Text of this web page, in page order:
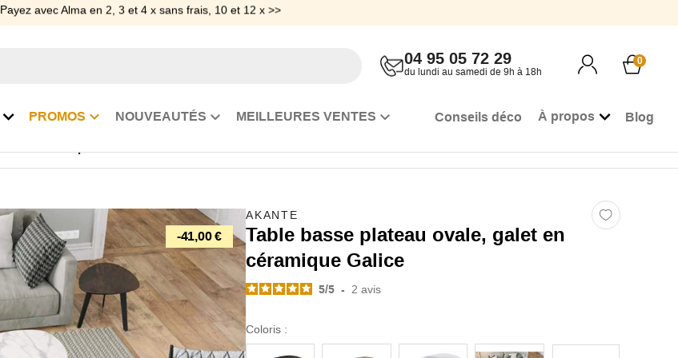
Payez avec Alma en 2, 3 et 4 x sans frais, 10 et 12 x >>
PROMOS NOUVEAUTÉS MEILLEURES VENTES Conseils déco À propos Blog
04 95 05 72 29
du lundi au samedi de 9h à 18h
0
-41,00 €
AKANTE
Table basse plateau ovale, galet en
céramique Galice
5/5 - 2 avis
Coloris :